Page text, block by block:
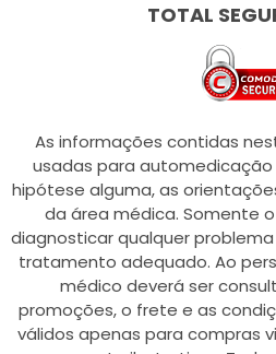
TOTAL
As informações contidas
usadas para
hipótese alguma, as
da área médica. Somente
diagnosticar qualquer
tratamento adequado. Ao
médico deverá ser
promoções, o frete e as
válidos apenas para compras